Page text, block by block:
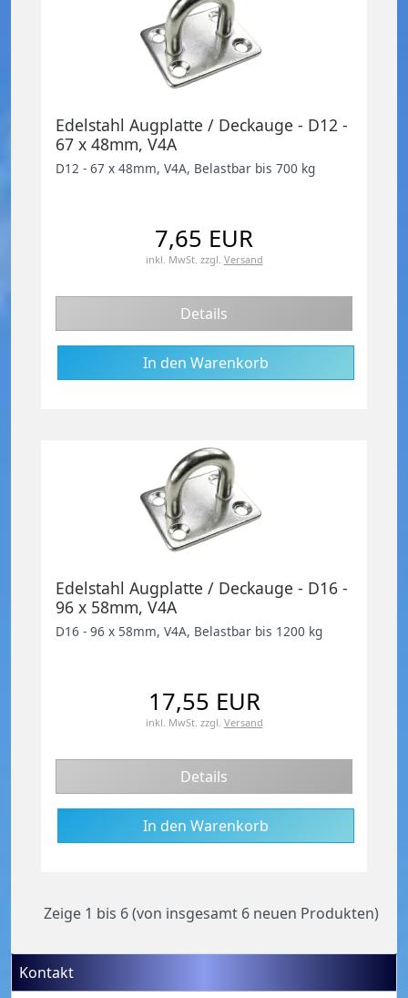
Edelstahl Augplatte / Deckauge - D12 -
67 x 48mm, V4A
D12 - 67 x 48mm, V4A, Belastbar bis 700 kg
7,65 EUR
inkl. MwSt. zzgl. Versand
Details
Edelstahl Augplatte / Deckauge - D16 -
96 x 58mm, V4A
D16 - 96 x 58mm, V4A, Belastbar bis 1200 kg
17,55 EUR
inkl. MwSt. zzgl. Versand
Details
Zeige 1 bis 6(von insgesamt 6 neuen Produkten)
Kontakt